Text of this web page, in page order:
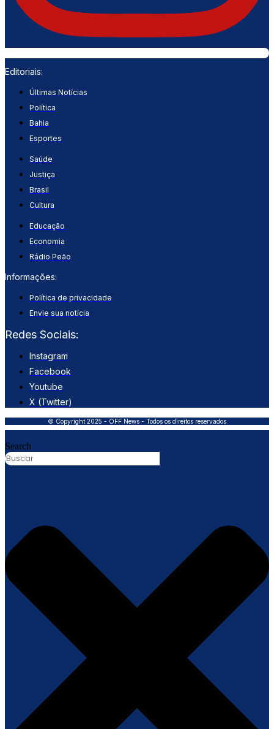
Editoriais:
Últimas Notícias
Política
Bahia
Esportes
Saúde
Justiça
Brasil
Cultura
Educação
Economia
Rádio Peão
Informações:
Política de privacidade
Envie sua notícia
Redes Sociais:
Instagram
Facebook
Youtube
X (Twitter)
© Copyright 2025 - OFF News - Todos os direitos reservados
Search